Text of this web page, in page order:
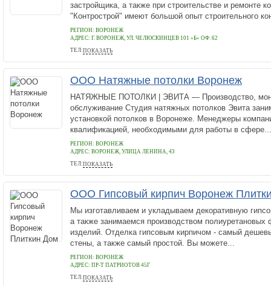
застройщика, а также при строительстве и ремонте
"Контрострой" имеют большой опыт строительного
РЕГИОН: ВОРОНЕЖ
АДРЕС: Г. ВОРОНЕЖ, УЛ. ЧЕЛЮСКИНЦЕВ 101 «Б» ОФ. 62
ТЕЛ:ПОКАЗАТЬ
8 (900) 925-12-62, 8 (473) 222-03-52
ООО Натяжные потолки Воронеж
НАТЯЖНЫЕ ПОТОЛКИ | ЭВИТА — Производство,
обслуживание Студия натяжных потолков Эвита
установкой потолков в Воронеже. Менеджеры
квалификацией, необходимыми для работы в сфере...
РЕГИОН: ВОРОНЕЖ
АДРЕС: ВОРОНЕЖ, УЛИЦА ЛЕНИНА, 43
ТЕЛ:ПОКАЗАТЬ
+7 800 5112909
ООО Гипсовый кирпич Воронеж
Мы изготавливаем и укладываем декоративную
а также занимаемся производством
изделий. Отделка гипсовым кирпичом - самый
стены, а также самый простой. Вы можете...
РЕГИОН: ВОРОНЕЖ
АДРЕС: ПР-Т ПАТРИОТОВ 45Г
ТЕЛ:ПОКАЗАТЬ
+79081314270